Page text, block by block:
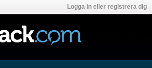
Logga in eller registrera dig